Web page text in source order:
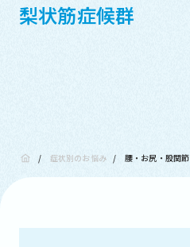
梨状筋症候群
/ 症状別のお悩み / 腰・お尻・股関節